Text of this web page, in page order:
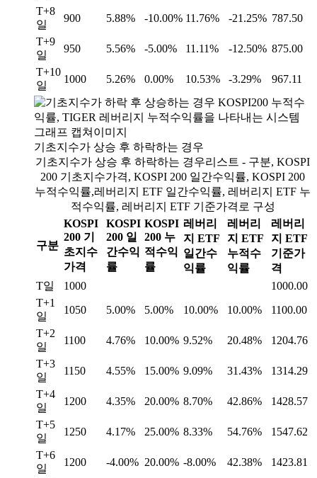
T+8
일
900 5.88% -10.00% 11.76% -21.25% 787.50
T+9
일
950 5.56% -5.00% 11.11% -12.50% 875.00
T+10
일
1000 5.26% 0.00% 10.53% -3.29% 967.11
기초지수가 상승 후 하락하는 경우
기초지수가 상승 후 하락하는 경우리스트 - 구분, KOSPI
200 기초지수가격, KOSPI 200 일간수익률, KOSPI 200
누적수익률,레버리지 ETF 일간수익률, 레버리지 ETF 누
적수익률, 레버리지 ETF 기준가격로 구성
구분
KOSPI
200 기
초지수
가격
KOSPI
200 일
간수익
률
KOSPI
200 누
적수익
률
레버리
지 ETF
일간수
익률
레버리
지 ETF
누적수
익률
레버리
지 ETF
기준가
격
T일
1000
1000.00
T+1
일
1050 5.00% 5.00% 10.00% 10.00%
1100.00
T+2
일
1100 4.76% 10.00% 9.52% 20.48%
1204.76
T+3
일
1150 4.55% 15.00% 9.09% 31.43%
1314.29
T+4
일
1200 4.35% 20.00% 8.70% 42.86%
1428.57
T+5
일
1250 4.17% 25.00% 8.33% 54.76%
1547.62
T+6
일
1200 -4.00% 20.00% -8.00% 42.38%
1423.81